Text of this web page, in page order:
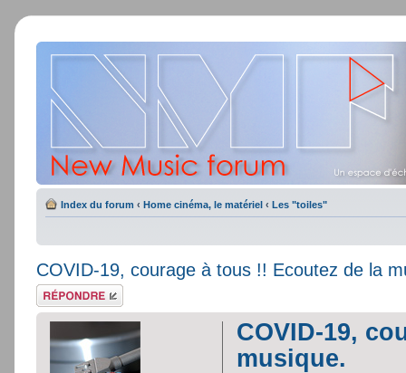
Index du forum ‹ Home cinéma, le matériel ‹ Les "toiles"
COVID-19, courage à tous !! Ecoutez de la
Répondre
COVID-19,
musique.